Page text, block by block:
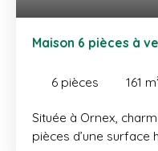
Maison 6 pièces à
6 pièces 161
Située à Ornex,
pièces d’une surface